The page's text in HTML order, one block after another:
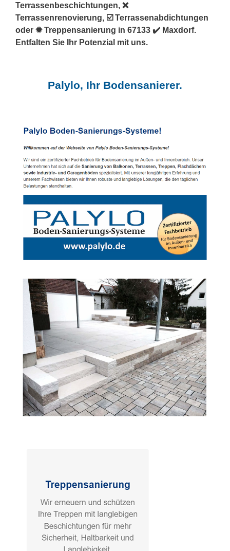
Terrassenbeschichtungen, ❌
Terrassenrenovierung, ☑️ Terrassenabdichtungen
oder ✹ Treppensanierung in 67133 ✔️ Maxdorf.
Entfalten Sie Ihr Potenzial mit uns.
Palylo, Ihr Bodensanierer.